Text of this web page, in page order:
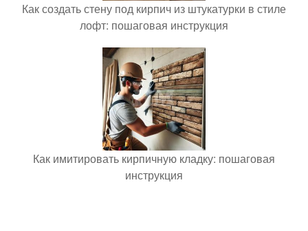
Как создать стену под кирпич из штукатурки в стиле
лофт: пошаговая инструкция
Как имитировать кирпичную кладку: пошаговая
инструкция